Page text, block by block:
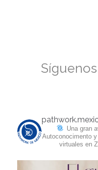
Una gran
Autoconocimento
virtuales en